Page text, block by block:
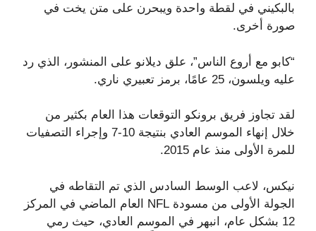
بالبكيني في لقطة واحدة ويبحرن على متن يخت في
صورة أخرى.
“كابو مع أروع الناس”، علق ديلانو على المنشور، الذي رد
عليه ويلسون، 25 عامًا، برمز تعبيري ناري.
لقد تجاوز فريق برونكو التوقعات هذا العام بكثير من
خلال إنهاء الموسم العادي بنتيجة 10-7 وإجراء التصفيات
للمرة الأولى منذ عام 2015.
نيكس، لاعب الوسط السادس الذي تم التقاطه في
الجولة الأولى من مسودة NFL العام الماضي في المركز
12 بشكل عام، انبهر في الموسم العادي، حيث رمي